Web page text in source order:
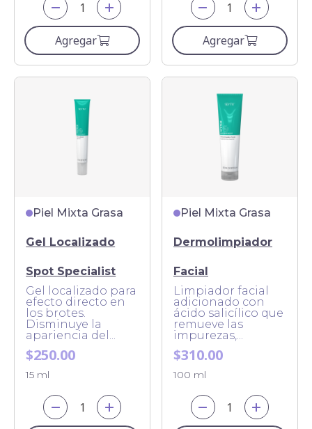
Agregar Agregar
Piel Mixta Grasa
Gel Localizado
Spot Specialist
Gel localizado para
efecto directo en
los brotes.
Disminuye la
apariencia del...
$250.00
15 ml
Piel Mixta Grasa
Dermolimpiador
Facial
Limpiador facial
adicionado con
ácido salicílico que
remueve las
impurezas,...
$310.00
100 ml